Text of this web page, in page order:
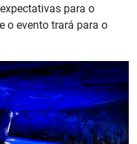
para o
o evento trará para o